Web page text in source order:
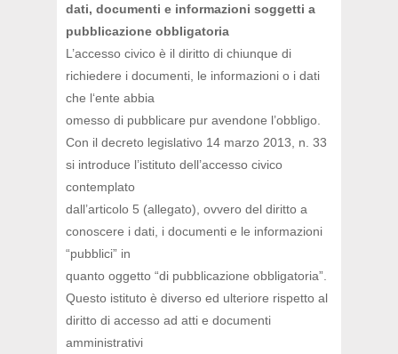
dati, documenti e informazioni soggetti a
pubblicazione obbligatoria
L’accesso civico è il diritto di chiunque di
richiedere i documenti, le informazioni o i dati
che l‘ente abbia
omesso di pubblicare pur avendone l’obbligo.
Con il decreto legislativo 14 marzo 2013, n. 33
si introduce l’istituto dell’accesso civico
contemplato
dall’articolo 5 (allegato), ovvero del diritto a
conoscere i dati, i documenti e le informazioni
“pubblici” in
quanto oggetto “di pubblicazione obbligatoria”.
Questo istituto è diverso ed ulteriore rispetto al
diritto di accesso ad atti e documenti
amministrativi